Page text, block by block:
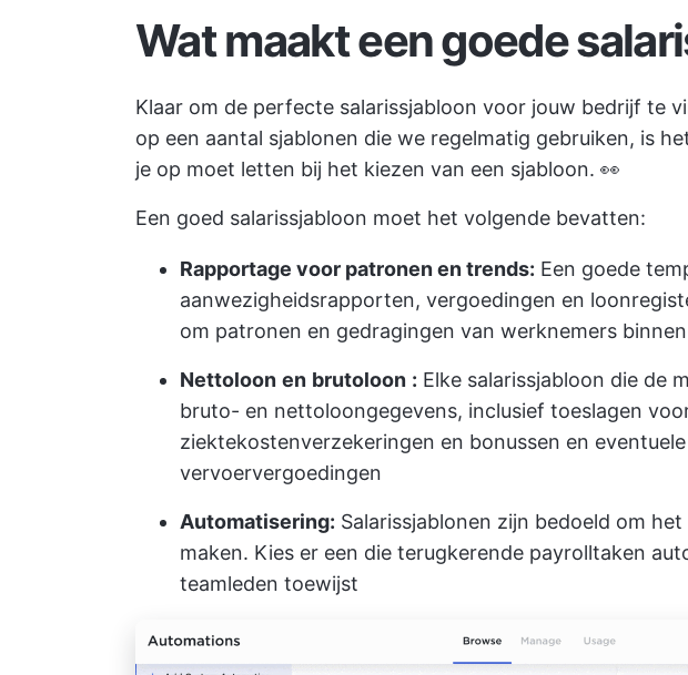
Wat maakt een goede
Klaar om de perfecte salarissjabloon voor jouw bedrijf te
op een aantal sjablonen die we regelmatig gebruiken, is
je op moet letten bij het kiezen van een sjabloon. 👀
Een goed salarissjabloon moet het volgende bevatten:
Rapportage voor patronen en trends: Een goede
aanwezigheidsrapporten, vergoedingen en
om patronen en gedragingen van werknemers
Nettoloon en brutoloon : Elke salarissjabloon die de
bruto- en nettoloongegevens, inclusief toeslagen
ziektekostenverzekeringen en bonussen en
vervoervergoedingen
Automatisering: Salarissjablonen zijn bedoeld om
maken. Kies er een die terugkerende payrolltaken
teamleden toewijst